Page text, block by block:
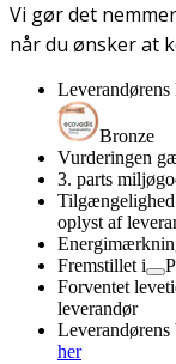
Vi gør det
når du ønsker at
Leverandørens
Bronze
Vurderingen
3. parts
Tilgængelighed
oplyst af
Fremstillet i
Forventet
leverandør
her